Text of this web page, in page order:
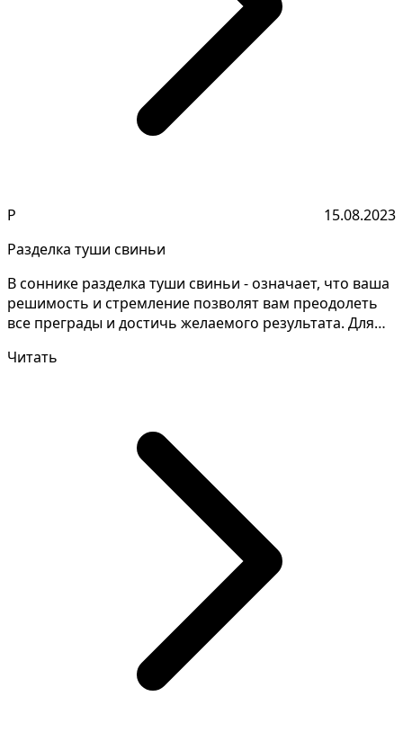
Р
15.08.2023
Разделка туши свиньи
В соннике разделка туши свиньи - означает, что ваша
решимость и стремление позволят вам преодолеть
все преграды и достичь желаемого результата. Для
Читать